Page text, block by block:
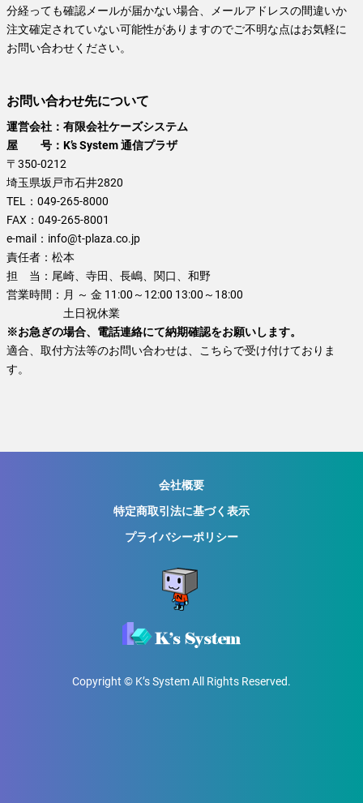
分経っても確認メールが届かない場合、メールアドレスの間違いか
注文確定されていない可能性がありますのでご不明な点はお気軽に
お問い合わせください。
お問い合わせ先について
運営会社：有限会社ケーズシステム
屋 号：K’s System 通信プラザ
〒350-0212
埼玉県坂戸市石井2820
TEL： 049-265-8000
FAX： 049-265-8001
e-mail： info@t-plaza.co.jp
責任者： 松本
担 当： 尾崎、寺田、長嶋、関口、和野
営業時間： 月 ～ 金 11:00～12:00 13:00～18:00
土日祝休業
※お急ぎの場合、電話連絡にて納期確認をお願いします。
適合、取付方法等のお問い合わせは、こちらで受け付けておりま
す。
会社概要
特定商取引法に基づく表示
プライバシーポリシー
Copyright © K’s System All Rights Reserved.